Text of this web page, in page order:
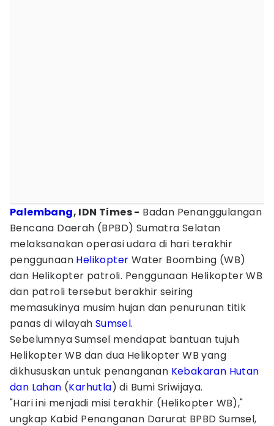
Palembang, IDN Times - Badan Penanggulangan
Bencana Daerah (BPBD) Sumatra Selatan
melaksanakan operasi udara di hari terakhir
penggunaan Helikopter Water Boombing (WB)
dan Helikopter patroli. Penggunaan Helikopter WB
dan patroli tersebut berakhir seiring
memasukinya musim hujan dan penurunan titik
panas di wilayah Sumsel.
Sebelumnya Sumsel mendapat bantuan tujuh
Helikopter WB dan dua Helikopter WB yang
dikhususkan untuk penanganan Kebakaran Hutan
dan Lahan (Karhutla) di Bumi Sriwijaya.
"Hari ini menjadi misi terakhir (Helikopter WB),"
ungkap Kabid Penanganan Darurat BPBD Sumsel,